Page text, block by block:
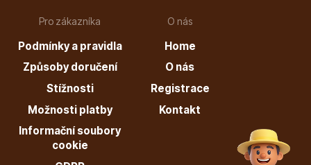
Pro zákazníka
Podmínky a pravidla
Způsoby doručení
Stížnosti
Možnosti platby
Informační soubory
cookie
O nás
Home
O nás
Registrace
Kontakt